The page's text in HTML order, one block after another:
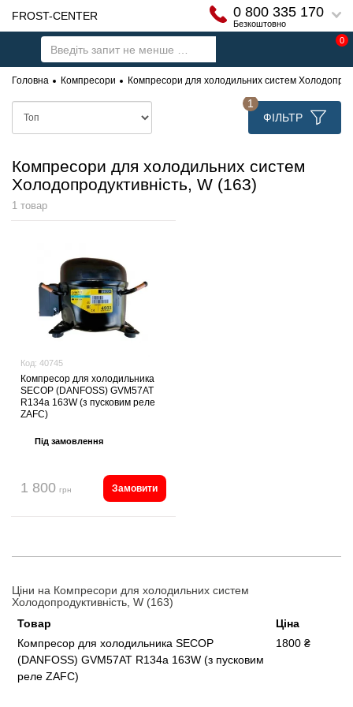
FROST-CENTER 0 800 335 170
Безкоштовно
0
Головна Компресори Компресори для холодильних систем
ФІЛЬТР
1
Компресори для холодильних систем
Холодопродуктивність, W (163)
1 товар
Код: 40745
Компресор для холодильника
SECOP (DANFOSS) GVM57AT
R134a 163W (з пусковим реле
ZAFC)
Під замовлення
1 800 грн Замовити
Ціни на Компресори для холодильних систем
Холодопродуктивність, W (163)
Товар
Ціна
Компресор для холодильника SECOP
(DANFOSS) GVM57AT R134a 163W (з пусковим
реле ZAFC)
1800 ₴